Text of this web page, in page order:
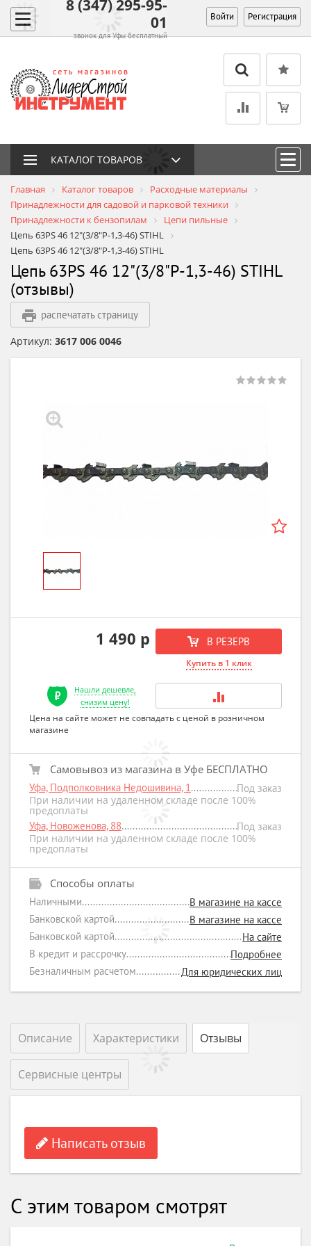
8 (347) 295-95-
01
звонок для Уфы бесплатный
Войти Регистрация
КАТАЛОГ ТОВАРОВ
Главная Каталог товаров
Расходные материалы
Принадлежности для садовой и парковой техники
Принадлежности к бензопилам
Цепи пильные
Цепь 63PS 46 12"(3/8"P-1,3-46) STIHL
Цепь 63PS 46 12"(3/8"P-1,3-46) STIHL
Цепь 63PS 46 12"(3/8"P-1,3-46) STIHL
(отзывы)
распечатать страницу
Артикул: 3617 006 0046
1 490 р В РЕЗЕРВ
Купить в 1 клик
Нашли дешевле,
снизим цену!
Цена на сайте может не совпадать с ценой в розничном
магазине
Самовывоз из магазина в Уфе БЕСПЛАТНО
Уфа, Подполковника Недошивина, 1
Под заказ
При наличии на удаленном складе после 100%
предоплаты
Уфа, Новоженова, 88
Под заказ
При наличии на удаленном складе после 100%
предоплаты
Способы оплаты
Наличными
В магазине на кассе
Банковской картой
В магазине на кассе
Банковской картой
На сайте
В кредит и рассрочку
Подробнее
Безналичным расчетом
Для юридических лиц
Описание Характеристики Отзывы
Сервисные центры
Написать отзыв
С этим товаром смотрят